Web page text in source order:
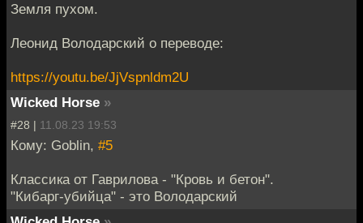
Земля пухом.
Леонид Володарский о переводе:
https://youtu.be/JjVspnldm2U
Wicked Horse »
#28 | 11.08.23 19:53
Кому: Goblin, #5
Классика от Гаврилова - "Кровь и бетон".
"Кибарг-убийца" - это Володарский